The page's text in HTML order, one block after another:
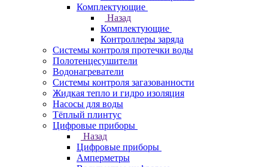
Комплектующие
Назад
Комплектующие
Контроллеры заряда
Системы контроля протечки воды
Полотенцесушители
Водонагреватели
Системы контроля загазованности
Жидкая тепло и гидро изоляция
Насосы для воды
Тёплый плинтус
Цифровые приборы
Назад
Цифровые приборы
Амперметры